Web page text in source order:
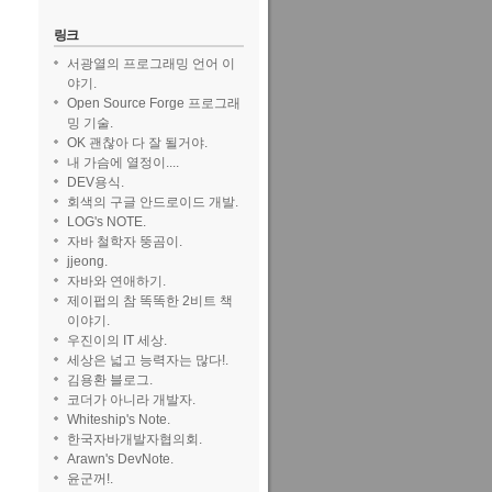
링크
서광열의 프로그래밍 언어 이
야기.
Open Source Forge 프로그래
밍 기술.
OK 괜찮아 다 잘 될거야.
내 가슴에 열정이....
DEV용식.
회색의 구글 안드로이드 개발.
LOG's NOTE.
자바 철학자 뚱곰이.
jjeong.
자바와 연애하기.
제이펍의 참 똑똑한 2비트 책
이야기.
우진이의 IT 세상.
세상은 넓고 능력자는 많다!.
김용환 블로그.
코더가 아니라 개발자.
Whiteship's Note.
한국자바개발자협의회.
Arawn's DevNote.
윤군꺼!.